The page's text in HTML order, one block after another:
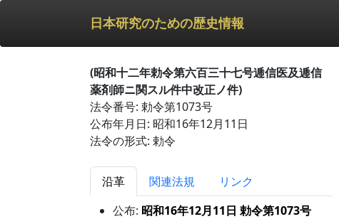
日本研究のための歴史情報
(昭和十二年勅令第六百三十七号逓信医及逓信
薬剤師ニ関スル件中改正ノ件)
法令番号: 勅令第1073号
公布年月日: 昭和16年12月11日
法令の形式: 勅令
沿革 関連法規
リンク
公布: 昭和16年12月11日 勅令第1073号